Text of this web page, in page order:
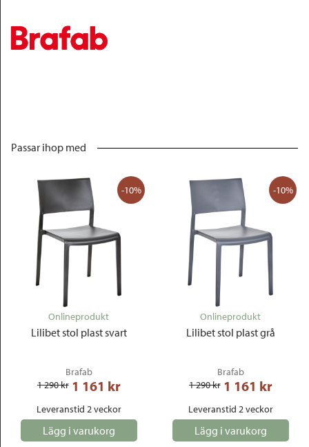
Passar ihop med
-10%
Lilibet stol plast svart
Onlineprodukt
Brafab
1 290 kr 1 161 kr
Leveranstid 2 veckor
Lägg i varukorg
-10%
Lilibet stol plast grå
Onlineprodukt
Brafab
1 290 kr 1 161 kr
Leveranstid 2 veckor
Lägg i varukorg